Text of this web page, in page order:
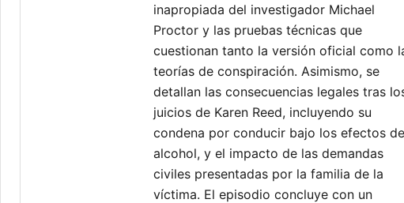
inapropiada del investigador Michael
Proctor y las pruebas técnicas que
cuestionan tanto la versión oficial como
teorías de conspiración. Asimismo, se
detallan las consecuencias legales tras
juicios de Karen Reed, incluyendo su
condena por conducir bajo los efectos
alcohol, y el impacto de las demandas
civiles presentadas por la familia de la
víctima. El episodio concluye con un